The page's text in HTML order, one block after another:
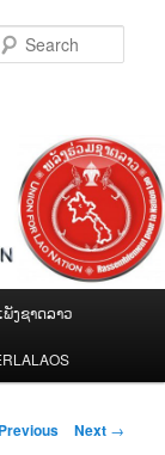
ພັງຊາດລາວ
Previous Next →